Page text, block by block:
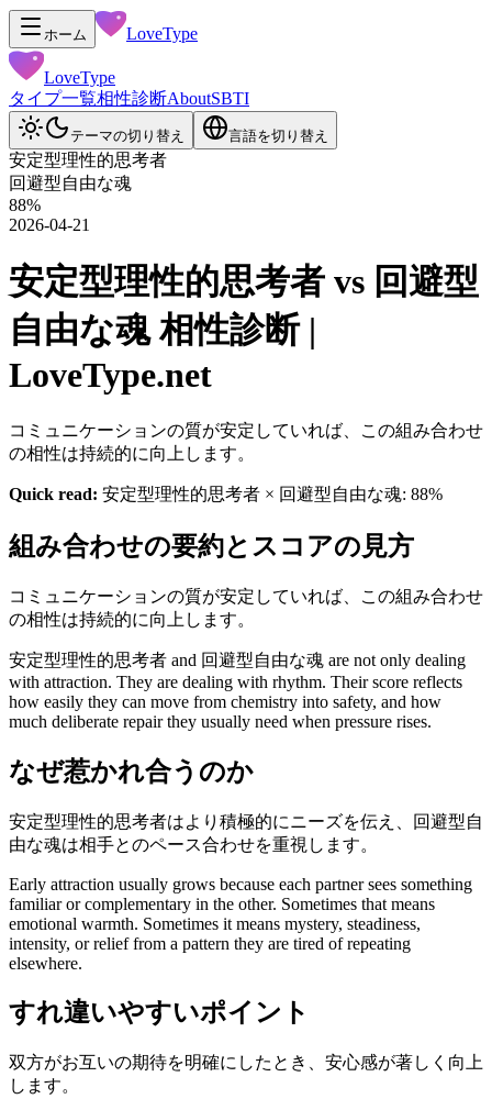
ホーム LoveType
LoveType
タイプ一覧相性診断AboutSBTI
テーマの切り替え 言語を切り替え
安定型理性的思考者
回避型自由な魂
88%
2026-04-21
安定型理性的思考者 vs 回避型
自由な魂 相性診断 |
LoveType.net
コミュニケーションの質が安定していれば、この組み合わせ
の相性は持続的に向上します。
Quick read: 安定型理性的思考者 × 回避型自由な魂: 88%
組み合わせの要約とスコアの見方
コミュニケーションの質が安定していれば、この組み合わせ
の相性は持続的に向上します。
安定型理性的思考者 and 回避型自由な魂 are not only dealing
with attraction. They are dealing with rhythm. Their score reflects
how easily they can move from chemistry into safety, and how
much deliberate repair they usually need when pressure rises.
なぜ惹かれ合うのか
安定型理性的思考者はより積極的にニーズを伝え、回避型自
由な魂は相手とのペース合わせを重視します。
Early attraction usually grows because each partner sees something
familiar or complementary in the other. Sometimes that means
emotional warmth. Sometimes it means mystery, steadiness,
intensity, or relief from a pattern they are tired of repeating
elsewhere.
すれ違いやすいポイント
双方がお互いの期待を明確にしたとき、安心感が著しく向上
します。